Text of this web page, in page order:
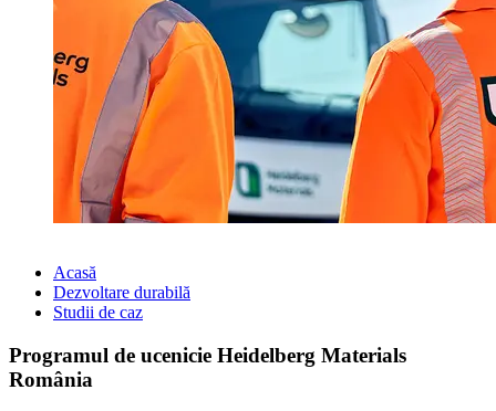
Acasă
Dezvoltare durabilă
Studii de caz
Programul de ucenicie Heidelberg Materials
România